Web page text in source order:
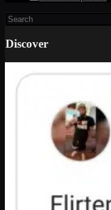
Discover